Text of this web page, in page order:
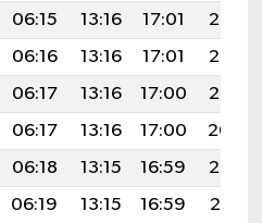
06:15 13:16 17:01
20:07
06:16 13:16 17:01
20:06
06:17 13:16 17:00
20:05
06:17 13:16 17:00
20:04
06:18 13:15 16:59
20:02
06:19 13:15 16:59
20:01